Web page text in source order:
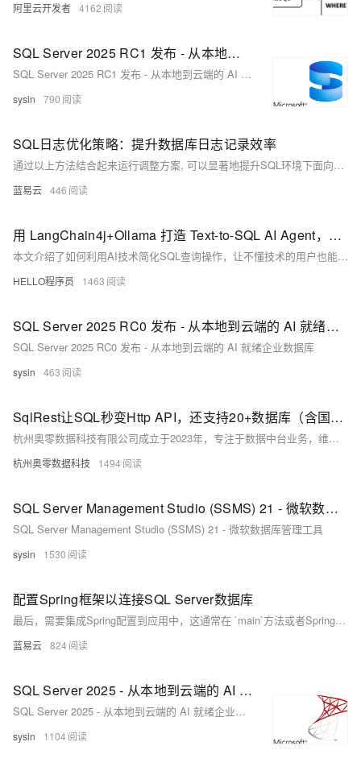
阿里云开发者 4162
SQL Server 2025 RC1 发布 - 从本地到云端的 AI 就绪企业数据库
SQL Server 2025 RC1 发布 - 从本地到云端的 AI 就绪企业数据库
sysin 790
SQL日志优化策略：提升数据库日志记录效率
通过以上方法结合起来运行调整方案, 可以显著地提升SQL环境下面向各种搜索引擎服务平台所需要满足标准条件下之数据库登记作业流程综合表现; 同时还能确保系统稳健运行并满越用户体验预期目标.
蓝易云 446
用 LangChain4j+Ollama 打造 Text-to-SQL AI Agent，数据库想问就问
本文介绍了如何利用AI技术简化SQL查询操作，让不懂技术的用户也能轻松从数据库中获取信息。通过本地部署PostgreSQL数据库和Ollama模型，结合Java代码，实现将自然语言问题自动转换为SQL查询，并将结果以易懂的方式呈现。整个流程简单直观，适合初学者动手实践，同时也展示了AI在数据查询中的潜力与局限。
HELLO程序员 1463
SQL Server 2025 RC0 发布 - 从本地到云端的 AI 就绪企业数据库
SQL Server 2025 RC0 发布 - 从本地到云端的 AI 就绪企业数据库
sysin 463
SqlRest让SQL秒变Http API，还支持20+数据库（含国产数据库）
杭州奥零数据科技有限公司成立于2023年，专注于数据中台业务，维护开源项目AllData并提供商业版解决方案。AllData提供数据集成、存储、开发、治理及BI展示等一站式服务，支持AI大模型应用，助力企业高效利用数据价值。
杭州奥零数据科技 1494
SQL Server Management Studio (SSMS) 21 - 微软数据库管理工具
SQL Server Management Studio (SSMS) 21 - 微软数据库管理工具
sysin 1530
配置Spring框架以连接SQL Server数据库
最后，需要集成Spring配置到应用中，这通常在 `main`方法或者Spring Boot的应用配置类中通过加载XML配置或使用注解来实现。
蓝易云 824
SQL Server 2025 - 从本地到云端的 AI 就绪企业数据库
SQL Server 2025 - 从本地到云端的 AI 就绪企业数据库
sysin 1104